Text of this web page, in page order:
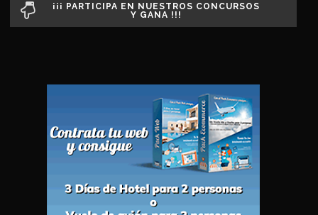
¡¡¡ PARTICIPA EN NUESTROS CONCURSOS
Y GANA !!!